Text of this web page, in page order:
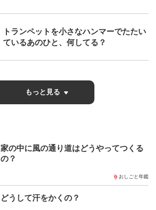
トランペットを小さなハンマーでたたい
ているあのひと、何してる？
もっと見る
家の中に風の通り道はどうやってつくる
の？
おしごと年鑑
どうして汗をかくの？